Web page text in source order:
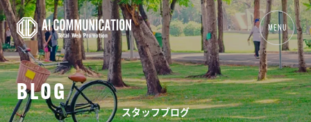
MENU
01 TOP
BLOG
スタッフブログ